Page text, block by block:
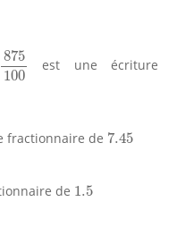
875
100
875
est une écriture
fractionnaire de 7.45
7.45
de 1.5
1.5